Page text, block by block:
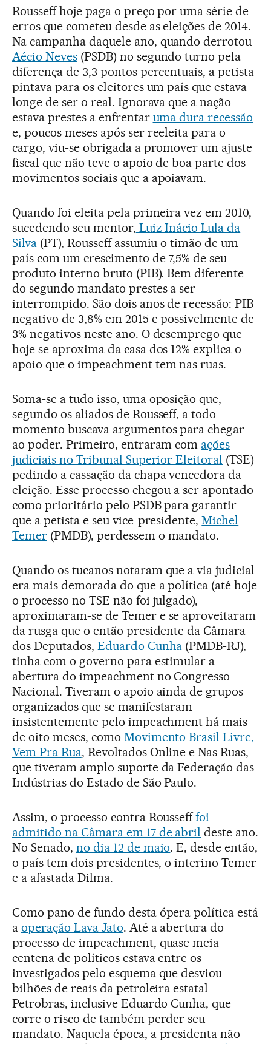
Rousseff hoje paga o preço por uma série de
erros que cometeu desde as eleições de 2014.
Na campanha daquele ano, quando derrotou
Aécio Neves(PSDB) no segundo turno pela
diferença de 3,3 pontos percentuais, a petista
pintava para os eleitores um país que estava
longe de ser o real. Ignorava que a nação
estava prestes a enfrentar uma dura recessão
e, poucos meses após ser reeleita para o
cargo, viu-se obrigada a promover um ajuste
fiscal que não teve o apoio de boa parte dos
movimentos sociais que a apoiavam.
Quando foi eleita pela primeira vez em 2010,
sucedendo seu mentor, Luiz Inácio Lula da
Silva(PT), Rousseff assumiu o timão de um
país com um crescimento de 7,5% de seu
produto interno bruto (PIB). Bem diferente
do segundo mandato prestes a ser
interrompido. São dois anos de recessão: PIB
negativo de 3,8% em 2015 e possivelmente de
3% negativos neste ano. O desemprego que
hoje se aproxima da casa dos 12% explica o
apoio que o impeachment tem nas ruas.
Soma-se a tudo isso, uma oposição que,
segundo os aliados de Rousseff, a todo
momento buscava argumentos para chegar
ao poder. Primeiro, entraram com ações
judiciais no Tribunal Superior Eleitoral (TSE)
pedindo a cassação da chapa vencedora da
eleição. Esse processo chegou a ser apontado
como prioritário pelo PSDB para garantir
que a petista e seu vice-presidente,Michel
Temer(PMDB), perdessem o mandato.
Quando os tucanos notaram que a via judicial
era mais demorada do que a política (até hoje
o processo no TSE não foi julgado),
aproximaram-se de Temer e se aproveitaram
da rusga que o então presidente da Câmara
dos Deputados, Eduardo Cunha (PMDB-RJ),
tinha com o governo para estimular a
abertura do impeachment no Congresso
Nacional. Tiveram o apoio ainda de grupos
organizados que se manifestaram
insistentemente pelo impeachment há mais
de oito meses, como Movimento Brasil Livre,
Vem Pra Rua, Revoltados Online e Nas Ruas,
que tiveram amplo suporte da Federação das
Indústrias do Estado de São Paulo.
Assim, o processo contra Roussefffoi
admitido na Câmara em 17 de abril deste ano.
No Senado, no dia 12 de maio. E, desde então,
o país tem dois presidentes, o interino Temer
e a afastada Dilma.
Como pano de fundo desta ópera política está
a operação Lava Jato. Até a abertura do
processo de impeachment, quase meia
centena de políticos estava entre os
investigados pelo esquema que desviou
bilhões de reais da petroleira estatal
Petrobras, inclusive Eduardo Cunha, que
corre o risco de também perder seu
mandato. Naquela época, a presidenta não